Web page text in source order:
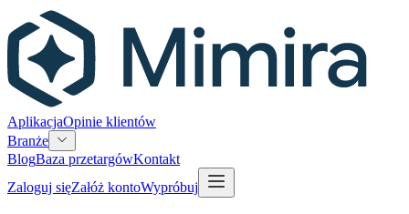
AplikacjaOpinie klientów
Branże
BlogBaza przetargówKontakt
Zaloguj sięZałóż kontoWypróbuj